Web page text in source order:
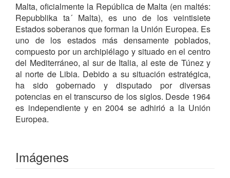
Malta, oficialmente la República de Malta (en maltés:
Repubblika ta´ Malta), es uno de los veintisiete
Estados soberanos que forman la Unión Europea. Es
uno de los estados más densamente poblados,
compuesto por un archipiélago y situado en el centro
del Mediterráneo, al sur de Italia, al este de Túnez y
al norte de Libia. Debido a su situación estratégica,
ha sido gobernado y disputado por diversas
potencias en el transcurso de los siglos. Desde 1964
es independiente y en 2004 se adhirió a la Unión
Europea.
Imágenes